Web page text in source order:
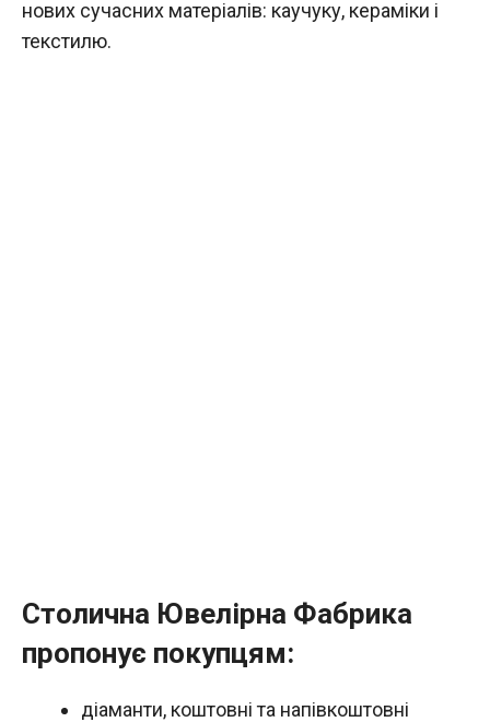
нових сучасних матеріалів: каучуку, кераміки і
текстилю.
Столична Ювелірна Фабрика
пропонує покупцям:
діаманти, коштовні та напівкоштовні